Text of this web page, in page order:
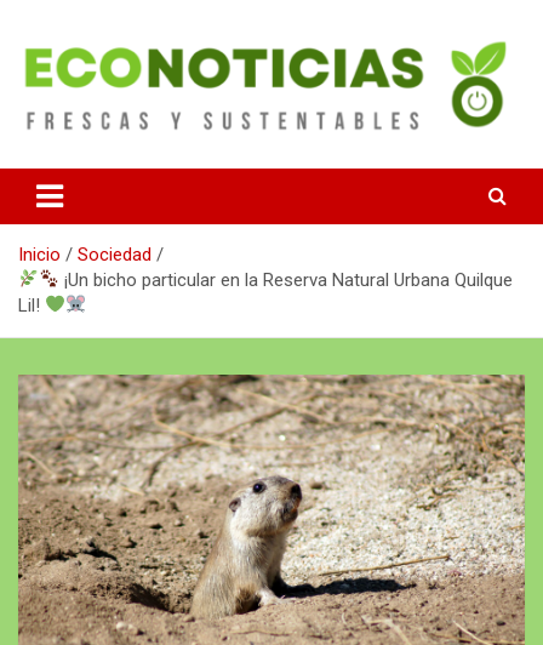
contenido
Econoticias
Inicio
Sociedad
¡Un bicho particular en la Reserva Natural Urbana Quilque
Lil!